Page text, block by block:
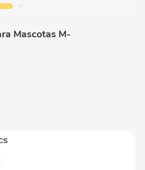
Mascotas M-